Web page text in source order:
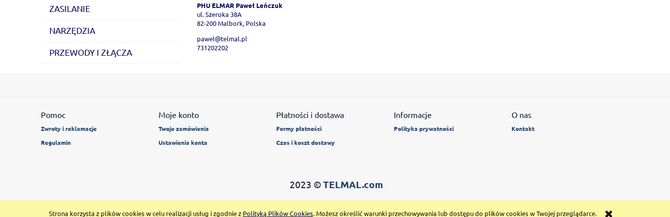
Strona korzysta z plików cookies w celu realizacji usług i zgodnie z Polityką Plików Cookies. Możesz określić warunki przechowywania lub dostępu do plików cookies w Twojej przeglądarce.
ZASILANIE
NARZĘDZIA
PRZEWODY I ZŁĄCZA
PHU ELMAR Paweł Leńczuk
ul. Szeroka 38A
82-200 Malbork, Polska
pawel@telmal.pl
731202202
Pomoc
Zwroty i reklamacje
Regulamin
Moje konto
Twoje zamówienia
Ustawienia konta
Płatności i dostawa
Formy płatności
Czas i koszt dostawy
Informacje
Polityka prywatności
O nas
Kontakt
2023 ©TELMAL.com